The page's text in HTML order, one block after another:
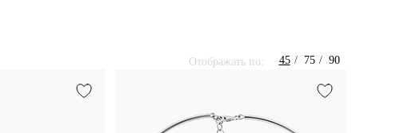
Отображать по: 45 75 90